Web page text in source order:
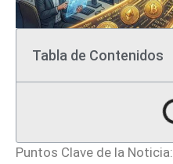
Tabla de Contenidos
Puntos Clave de la Noticia: